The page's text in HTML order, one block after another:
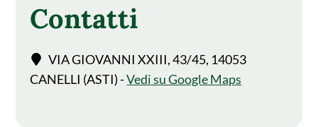
Contatti
VIA GIOVANNI XXIII, 43/45, 14053
CANELLI (ASTI) -Vedi su Google Maps